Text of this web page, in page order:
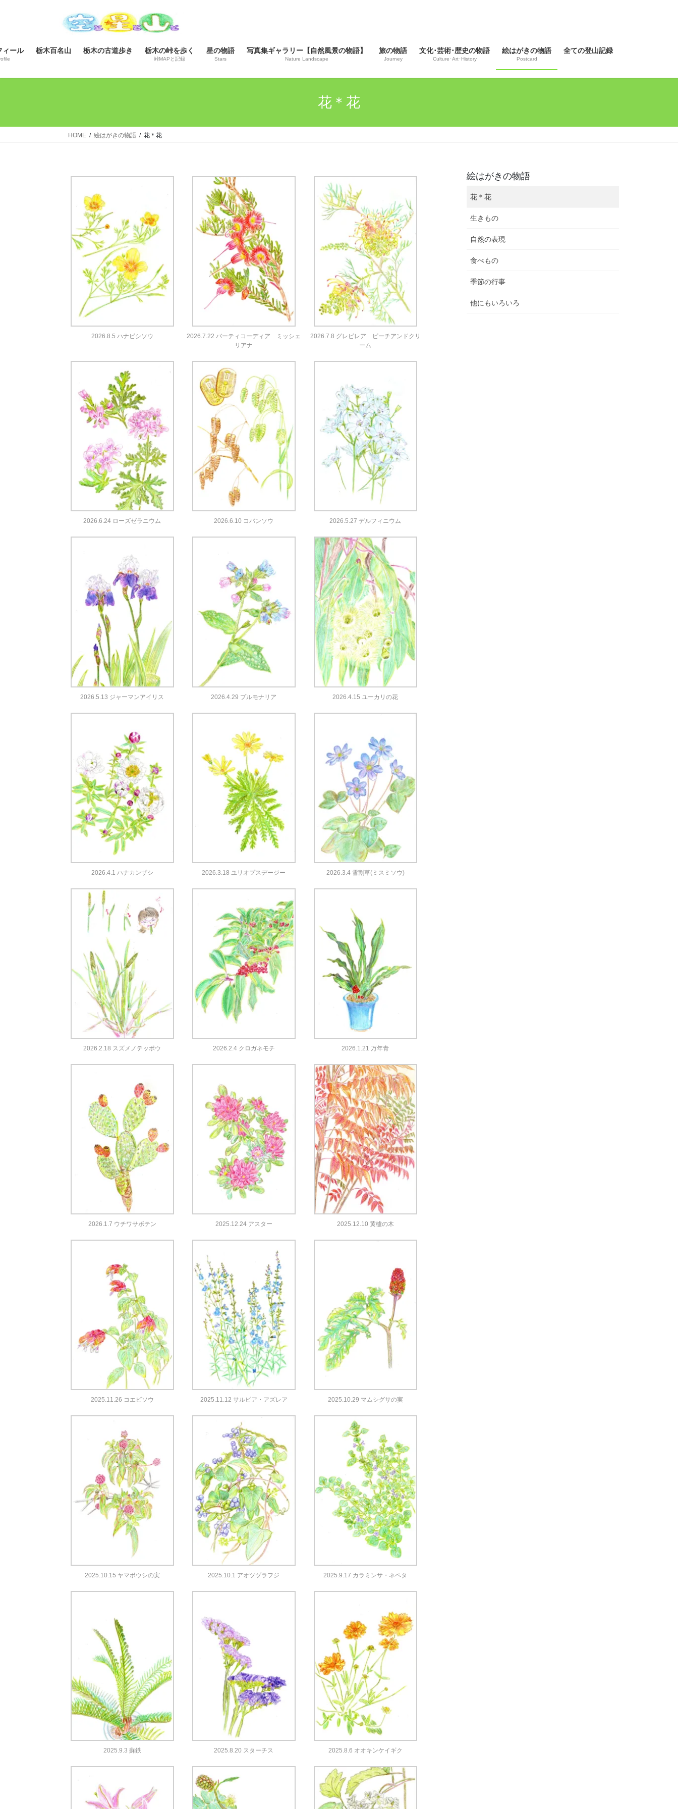
ツ
ス
シ
ン
ィール 栃木百名山 栃木の古道歩き 栃木の峠を歩く
峠MAPと記録
星の物語
Stars
写真集ギャラリー【自然風景の物語】
Nature Landscape
旅の物語
Journey
文化･芸術･歴史の物語
Culture･Art･History
絵はがきの物語
Postcard
全ての登山記録
花＊花
HOME 絵はがきの物語 花＊花
2026.8.5 ハナビシソウ
2026.7.22 バーティコーディア ミッシェ
リアナ
2026.7.8 グレビレア ピーチアンドクリ
ーム
2026.6.24 ローズゼラニウム 2026.6.10 コバンソウ 2026.5.27 デルフィニウム
2026.5.13 ジャーマンアイリス 2026.4.29 プルモナリア 2026.4.15 ユーカリの花
2026.4.1 ハナカンザシ 2026.3.18 ユリオプスデージー 2026.3.4 雪割草(ミスミソウ)
2026.2.18 スズメノテッポウ 2026.2.4 クロガネモチ 2026.1.21 万年青
2026.1.7 ウチワサボテン 2025.12.24 アスター 2025.12.10 黄櫨の木
2025.11.26 コエビソウ 2025.11.12 サルビア・アズレア 2025.10.29 マムシグサの実
2025.10.15 ヤマボウシの実 2025.10.1 アオツヅラフジ 2025.9.17 カラミンサ・ネペタ
2025.9.3 蘇鉄 2025.8.20 スターチス 2025.8.6 オオキンケイギク
絵はがきの物語
花＊花
生きもの
自然の表現
食べもの
季節の行事
他にもいろいろ